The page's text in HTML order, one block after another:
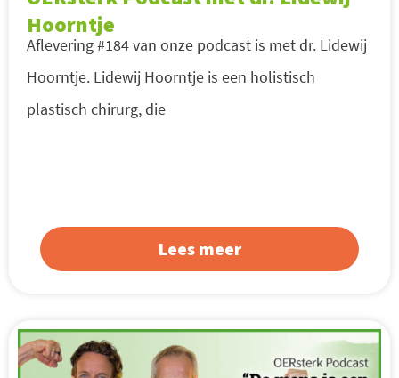
Hoorntje
Aflevering #184 van onze podcast is met dr. Lidewij
Hoorntje. Lidewij Hoorntje is een holistisch
plastisch chirurg, die
Lees meer